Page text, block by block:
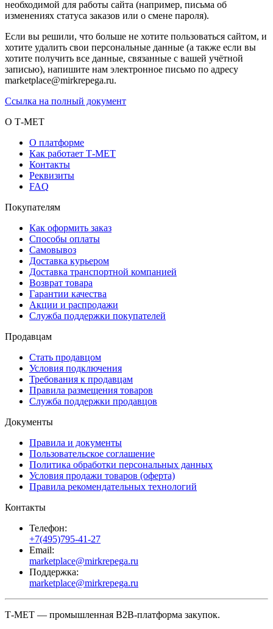
необходимой для работы сайта (например, письма об
изменениях статуса заказов или о смене пароля).
Если вы решили, что больше не хотите пользоваться сайтом, и
хотите удалить свои персональные данные (а также если вы
хотите получить все данные, связанные с вашей учётной
записью), напишите нам электронное письмо по адресу
marketplace@mirkrepega.ru.
Ссылка на полный документ
О Т-МЕТ
О платформе
Как работает Т-МЕТ
Контакты
Реквизиты
FAQ
Покупателям
Как оформить заказ
Способы оплаты
Самовывоз
Доставка курьером
Доставка транспортной компанией
Возврат товара
Гарантии качества
Акции и распродажи
Служба поддержки покупателей
Продавцам
Стать продавцом
Условия подключения
Требования к продавцам
Правила размещения товаров
Служба поддержки продавцов
Документы
Правила и документы
Пользовательское соглашение
Политика обработки персональных данных
Условия продажи товаров (оферта)
Правила рекомендательных технологий
Контакты
Телефон:
+7(495)795-41-27
Email:
marketplace@mirkrepega.ru
Поддержка:
marketplace@mirkrepega.ru
Т-МЕТ — промышленная B2B-платформа закупок.